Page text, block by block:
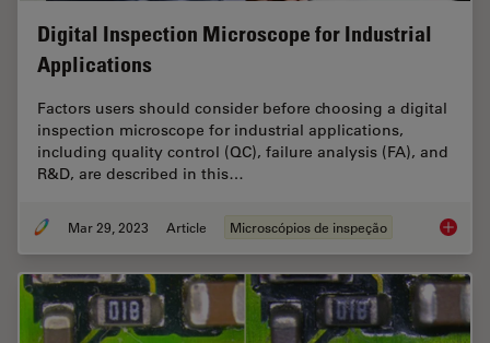
Digital Inspection Microscope for Industrial
Applications
Factors users should consider before choosing a digital
inspection microscope for industrial applications,
including quality control (QC), failure analysis (FA), and
R&D, are described in this…
Mar 29, 2023 Article Microscópios de inspeção Digital